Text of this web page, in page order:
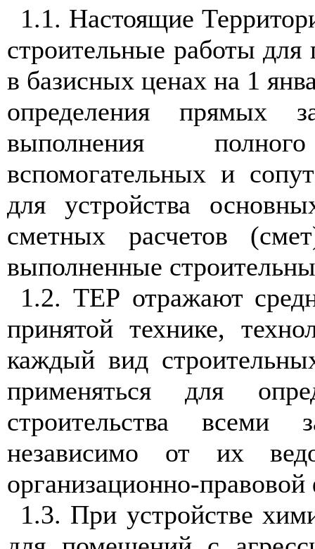
1.1. Настоящие
строительные работы
в базисных ценах на 1
определения прямых
выполнения
вспомогательных и
для устройства
сметных расчетов
выполненные
1.2. ТЕР отражают
принятой технике,
каждый вид
применяться для
строительства всеми
независимо от их
организационно-
1.3. При устройстве